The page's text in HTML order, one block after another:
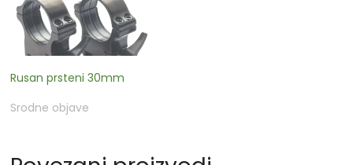
Rusan prsteni 30mm
Srodne objave